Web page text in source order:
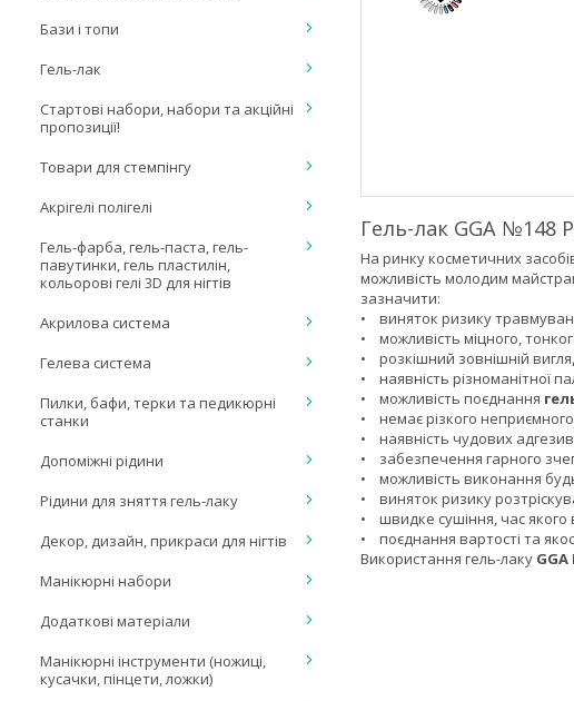
Гель-лак GGA №148
На ринку косметичних
можливість молодим
зазначити:
• виняток ризику
• можливість міцного,
• розкішний зовнішній
• наявність різноманітної
• можливість поєднання
• немає різкого
• наявність чудових
• забезпечення гарного
• можливість виконання
• виняток ризику
• швидке сушіння, час якого
• поєднання вартості та
Використання гель-лаку
Бази і топи
Гель-лак
Стартові набори, набори та акційні
пропозиції!
Товари для стемпінгу
Акрігелі полігелі
Гель-фарба, гель-паста, гель-
павутинки, гель пластилін,
кольорові гелі 3D для нігтів
Акрилова система
Гелева система
Пилки, бафи, терки та педикюрні
станки
Допоміжні рідини
Рідини для зняття гель-лаку
Декор, дизайн, прикраси для нігтів
Манікюрні набори
Додаткові матеріали
Манікюрні інструменти (ножиці,
кусачки, пінцети, ложки)